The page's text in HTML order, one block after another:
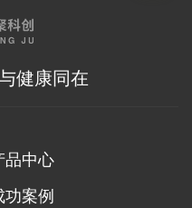
健康同在
品中心
功案例